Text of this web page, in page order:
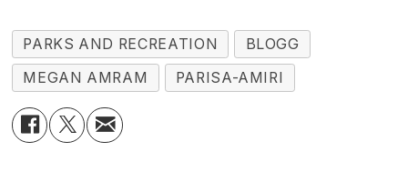
PARKS AND RECREATION
BLOGG
MEGAN AMRAM
PARISA-AMIRI